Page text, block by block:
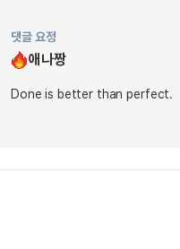
댓글 요정
애나짱
Done is better than perfect.